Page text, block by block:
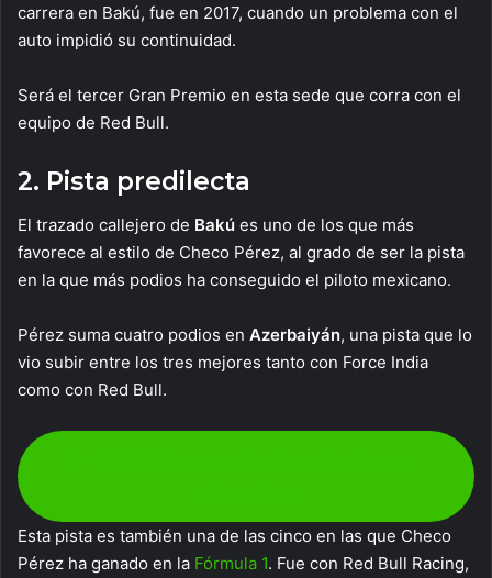
carrera en Bakú, fue en 2017, cuando un problema con el
auto impidió su continuidad.
Será el tercer Gran Premio en esta sede que corra con el
equipo de Red Bull.
2. Pista predilecta
El trazado callejero de Bakú es uno de los que más
favorece al estilo de Checo Pérez, al grado de ser la pista
en la que más podios ha conseguido el piloto mexicano.
Pérez suma cuatro podios en Azerbaiyán, una pista que lo
vio subir entre los tres mejores tanto con Force India
como con Red Bull.
Esta pista es también una de las cinco en las que Checo
Pérez ha ganado en la Fórmula 1. Fue con Red Bull Racing,